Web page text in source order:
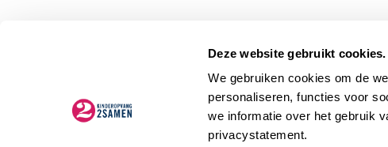
Deze website gebruikt cookies.
We gebruiken cookies om de
personaliseren, functies voor
we informatie over het gebruik
privacystatement.